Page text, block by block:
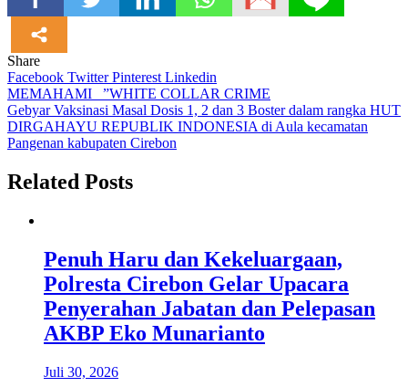
Share
Facebook TwitterPinterest Linkedin
Navigasi
pos
MEMAHAMI _”WHITE COLLAR CRIME
Gebyar Vaksinasi Masal Dosis 1, 2 dan 3 Boster dalam rangka HUT
DIRGAHAYU REPUBLIK INDONESIA di Aula kecamatan
Pangenan kabupaten Cirebon
Related Posts
Penuh Haru dan Kekeluargaan,
Polresta Cirebon Gelar Upacara
Penyerahan Jabatan dan Pelepasan
AKBP Eko Munarianto
Juli 30, 2026